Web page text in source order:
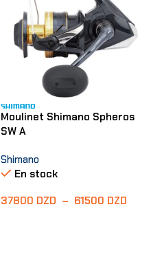
Moulinet Shimano Spheros
SW A
Shimano
En stock
37800 DZD – 61500 DZD